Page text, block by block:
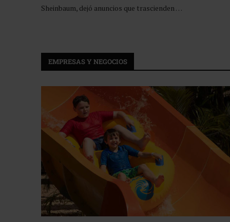
Sheinbaum, dejó anuncios que trascienden …
EMPRESAS Y NEGOCIOS